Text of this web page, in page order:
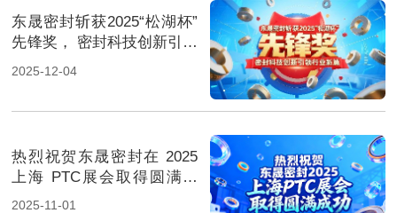
东晟密封斩获2025“松湖杯”
先锋奖， 密封科技创新引领
行业新篇！
2025-12-04
热烈祝贺东晟密封在 2025
上海 PTC展会取得圆满成
功！
2025-11-01